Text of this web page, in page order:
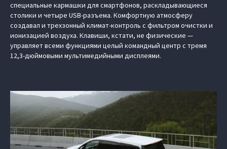
специальные кармашки для смартфонов, раскладывающиеся
столики и четыре USB-разъема. Комфортную атмосферу
создавал и трехзонный климат-контроль с фильтром очистки и
ионизацией воздуха. Клавиши, кстати, не физические —
управляет всеми функциями целый командный центр с тремя
12,3-дюймовыми мультимедийными дисплеями.